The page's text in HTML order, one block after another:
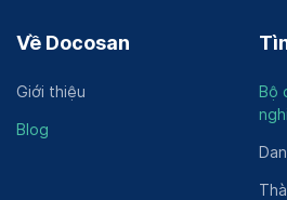
Về Docosan
Giới thiệu
Blog
Bộ